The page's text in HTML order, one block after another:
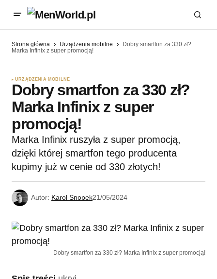
Strona główna Urządzenia mobilne
Dobry smartfon za 330 zł?
Marka Infinix z super promocją!
URZĄDZENIA MOBILNE
Dobry smartfon za 330 zł?
Marka Infinix z super
promocją!
Marka Infinix ruszyła z super promocją,
dzięki której smartfon tego producenta
kupimy już w cenie od 330 złotych!
Autor: Karol Snopek21/05/2024
Dobry smartfon za 330 zł? Marka Infinix z super promocją!